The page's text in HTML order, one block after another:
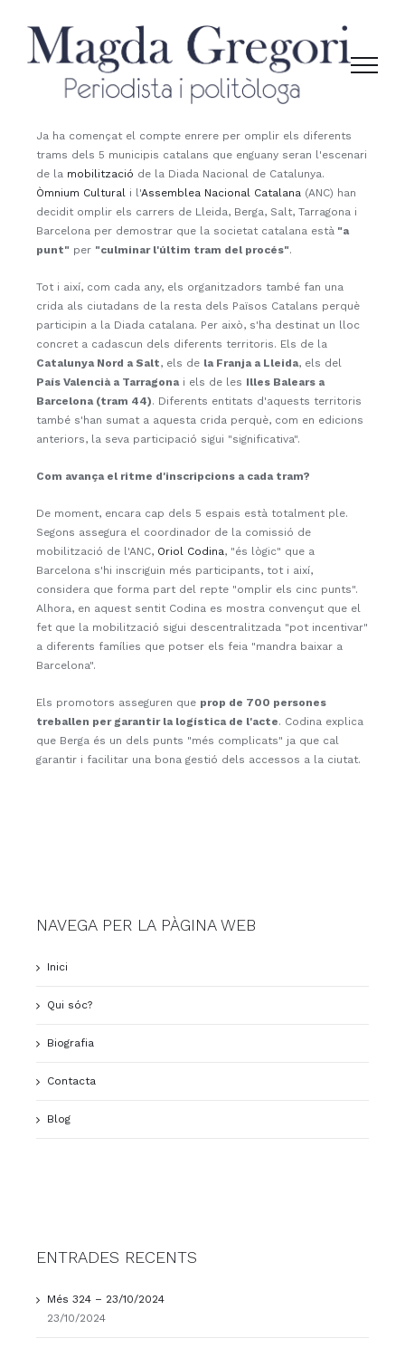
content
Ja ha començat el compte enrere per omplir els diferents
trams dels 5 municipis catalans que enguany seran l'escenari
de la mobilització de la Diada Nacional de Catalunya.
Òmnium Cultural i l'Assemblea Nacional Catalana (ANC) han
decidit omplir els carrers de Lleida, Berga, Salt, Tarragona i
Barcelona per demostrar que la societat catalana està "a
punt" per "culminar l'últim tram del procés".
Tot i així, com cada any, els organitzadors també fan una
crida als ciutadans de la resta dels Països Catalans perquè
participin a la Diada catalana. Per això, s'ha destinat un lloc
concret a cadascun dels diferents territoris. Els de la
Catalunya Nord a Salt, els de la Franja a Lleida, els del
País Valencià a Tarragona i els de les Illes Balears a
Barcelona (tram 44). Diferents entitats d'aquests territoris
també s'han sumat a aquesta crida perquè, com en edicions
anteriors, la seva participació sigui "significativa".
Com avança el ritme d'inscripcions a cada tram?
De moment, encara cap dels 5 espais està totalment ple.
Segons assegura el coordinador de la comissió de
mobilització de l'ANC, Oriol Codina, "és lògic" que a
Barcelona s'hi inscriguin més participants, tot i així,
considera que forma part del repte "omplir els cinc punts".
Alhora, en aquest sentit Codina es mostra convençut que el
fet que la mobilització sigui descentralitzada "pot incentivar"
a diferents famílies que potser els feia "mandra baixar a
Barcelona".
Els promotors asseguren que prop de 700 persones
treballen per garantir la logística de l'acte. Codina explica
que Berga és un dels punts "més complicats" ja que cal
garantir i facilitar una bona gestió dels accessos a la ciutat.
NAVEGA PER LA PÀGINA WEB
Inici
Qui sóc?
Biografia
Contacta
Blog
ENTRADES RECENTS
Més 324 – 23/10/2024
23/10/2024